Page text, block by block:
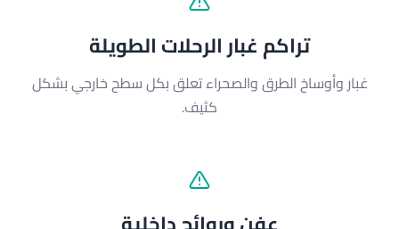
تراكم غبار الرحلات الطويلة
غبار وأوساخ الطرق والصحراء تعلق بكل سطح خارجي بشكل
كثيف.